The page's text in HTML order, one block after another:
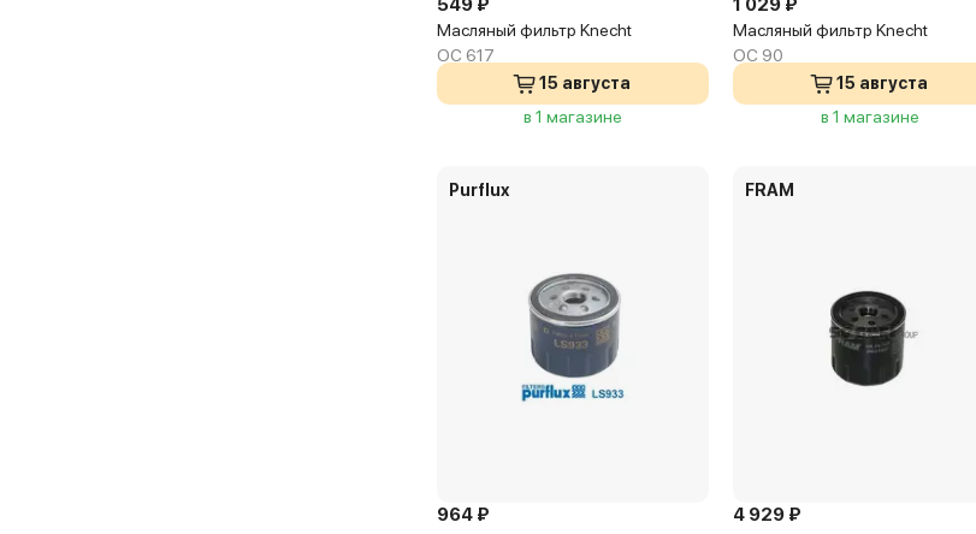
549 ₽
Масляный фильтр Knecht
OC 617
15 августа
в 1 магазине
1 029 ₽
Масляный фильтр Knecht
OC 90
15 августа
в 1 магазине
Purflux
964 ₽
FRAM
4 929 ₽